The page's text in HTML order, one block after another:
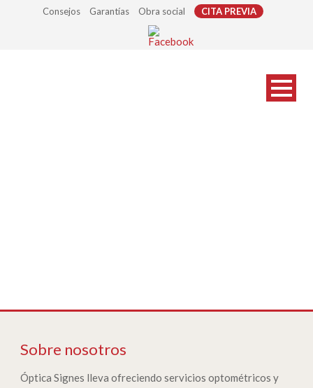
Consejos Garantías Obra social CITA PREVIA
Sobre nosotros
Óptica Signes lleva ofreciendo servicios optométricos y